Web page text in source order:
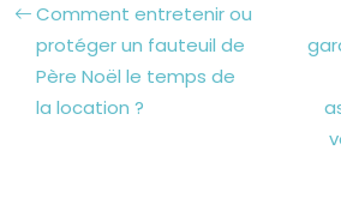
Comment entretenir ou
protéger un fauteuil de
Père Noël le temps de
la location ?